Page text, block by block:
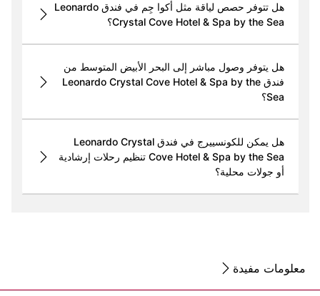
هل تتوفر حصص لياقة مثل أكوا جِم في فندق Leonardo
Crystal Cove Hotel & Spa by the Sea؟
هل يتوفر وصول مباشر إلى البحر الأبيض المتوسط من
فندق Leonardo Crystal Cove Hotel & Spa by the
Sea؟
هل يمكن للكونسييرج في فندق Leonardo Crystal
Cove Hotel & Spa by the Sea تنظيم رحلات إرشادية
أو جولات محلية؟
معلومات مفيدة